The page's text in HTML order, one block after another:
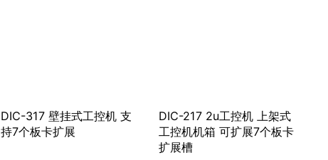
DIC-317 壁挂式工控机 支
持7个板卡扩展
DIC-217 2u工控机 上架式
工控机机箱 可扩展7个板卡
扩展槽